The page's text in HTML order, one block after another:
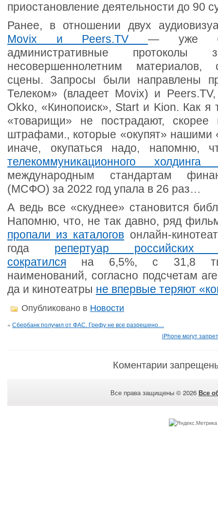
приостановление деятельности до 90
Ранее, в отношении двух
Movix и Peers.TV — уже
административные протоколы
несовершеннолетним
сцены. Запросы были направлены
Телеком» (владеет Movix) и
Okko, «Кинопоиск», Start и Kion. Как я
«товарищи» не пострадают, скорее
штрафами., которые «окупят» нашими
иначе, окупаться надо, напомню,
телекоммуникационного холдинга
международным стандартам
(МСФО) за 2022 год упала в 26 раз…
А ведь все «скуднее» становится
Напомню, что, не так давно, ряд
пропали из каталогов онлайн-
года репертуар российских
сократился на 6,5%, с 31,8
наименований, согласно подсчетам
да и кинотеатры не впервые теряют
Опубликовано в Новости
« Сбербанк получил от ФАС. Грефу не все разрешено…
iPhone могут
Коментарии
Все права защищены © 2026 Все